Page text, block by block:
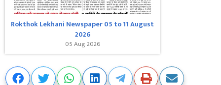
Rokthok Lekhani Newspaper 05 to 11 August
2026
05 Aug 2026